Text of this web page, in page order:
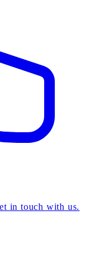
in touch with us.